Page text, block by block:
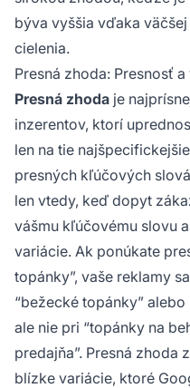
býva vyššia vďaka
cielenia.
Presná zhoda: Presnosť
Presná zhoda je
inzerentov, ktorí
len na tie
presných kľúčových
len vtedy, keď dopyt
vášmu kľúčovému slovu
variácie. Ak ponúkate
topánky”, vaše reklamy
“bežecké topánky”
ale nie pri “topánky na
predajňa”. Presná zhoda
blízke variácie, ktoré